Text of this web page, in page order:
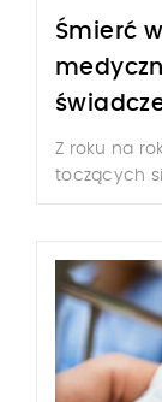
Śmierć
Z roku na
toczących